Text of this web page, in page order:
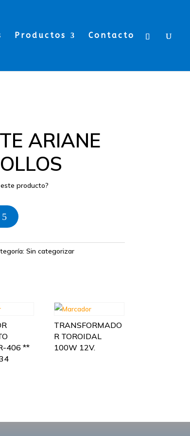
Productos Contacto
ARIANE
producto?
Sin categorizar
406 **
TRANSFORMADO
R TOROIDAL
100W 12V.